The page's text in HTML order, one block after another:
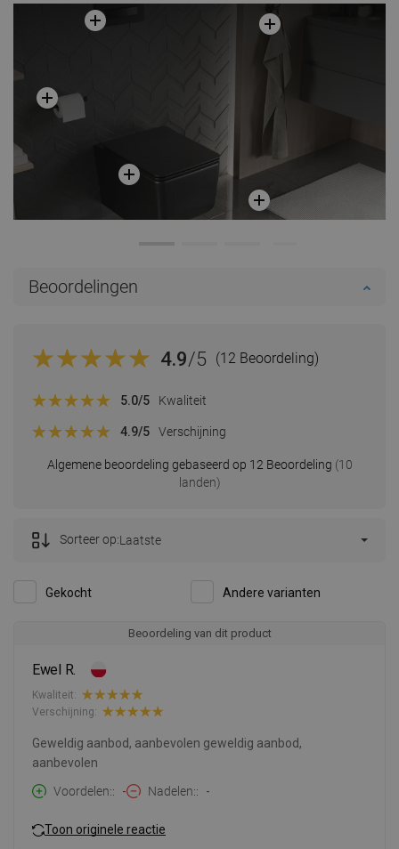
Beoordelingen
4.9/5 (12 Beoordeling)
Algemene beoordeling gebaseerd op 12 Beoordeling (10
landen)
5.0/5 Kwaliteit
4.9/5 Verschijning
Gekocht Andere varianten
Sorteer op:Laatste
Beoordeling van dit product
Ewel R.
Kwaliteit:
Verschijning:
Geweldig aanbod, aanbevolen geweldig aanbod,
aanbevolen
Voordelen:
- Nadelen: -
Toon originele reactie